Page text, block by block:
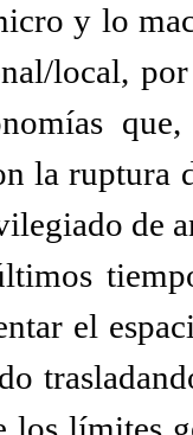
y lo
local,
la ruptura
de
el